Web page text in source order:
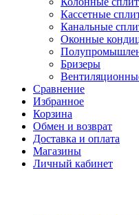
Кассетные
Канальные
Оконные
Бризеры
Сравнение
Избранное
Корзина
Обмен и возврат
Доставка и оплата
Магазины
Личный кабинет